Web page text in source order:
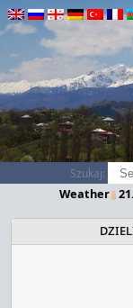
Szukaj:
Weather